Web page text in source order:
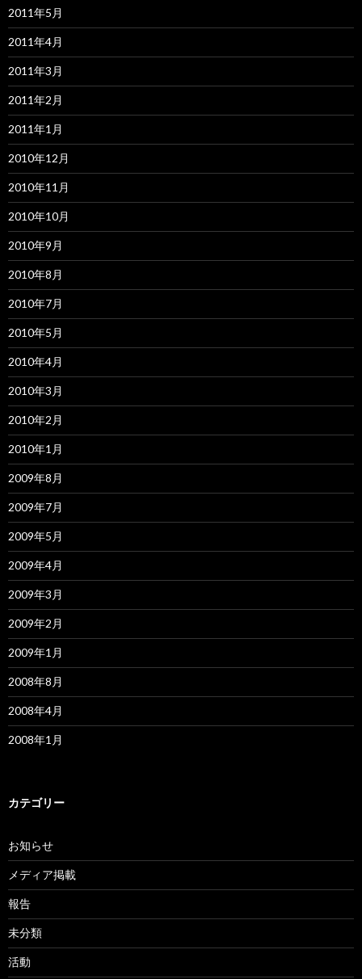
2011年5月
2011年4月
2011年3月
2011年2月
2011年1月
2010年12月
2010年11月
2010年10月
2010年9月
2010年8月
2010年7月
2010年5月
2010年4月
2010年3月
2010年2月
2010年1月
2009年8月
2009年7月
2009年5月
2009年4月
2009年3月
2009年2月
2009年1月
2008年8月
2008年4月
2008年1月
カテゴリー
お知らせ
メディア掲載
報告
未分類
活動